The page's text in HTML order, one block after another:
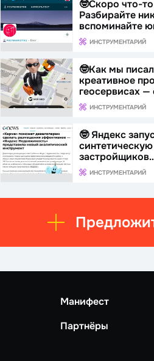
🤓Скоро что-
Разбирайте
вспоминайте
ИНСТРУМЕНТАРИЙ
🤓Как мы
креативное
геосервисах
ИНСТРУМЕНТАРИЙ
🤓 Яндекс
ИНСТРУМЕНТАРИЙ
Манифест
Партнёры